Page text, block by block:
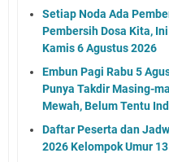
Setiap Noda Ada
Pembersih Dosa Kita,
Kamis 6 Agustus 2026
Embun Pagi Rabu 5
Punya Takdir Masing-
Mewah, Belum Tentu
Daftar Peserta dan
2026 Kelompok Umur